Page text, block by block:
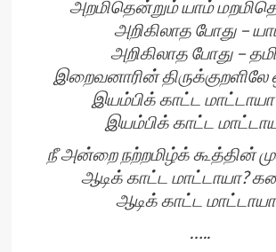
அறமிதென்றும் யாம்
அறிகிலாத போது –
அறிகிலாத போது –
இறைவனாரின்
இயம்பிக் காட்ட
இயம்பிக் காட்ட
நீ அன்றை நற்றமிழ்க் கூத்தின்
ஆடிக் காட்ட மாட்டாயா?
ஆடிக் காட்ட
…..